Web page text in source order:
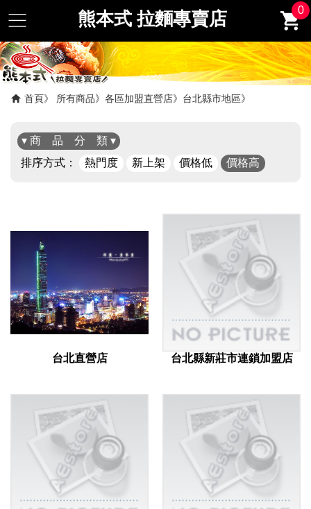
熊本式 拉麵專賣店 0
首頁 所有商品 各區加盟直營店 台北縣市地區
▾ 商 品 分 類 ▾
排序方式：
熱門度 新上架 價格低 價格高
台北直營店 台北縣新莊市連鎖加盟店